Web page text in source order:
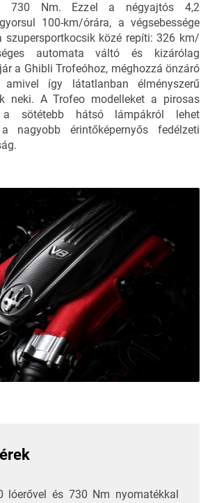
730 Nm. Ezzel a négyajtós 4,2
100-km/órára, a végsebessége
szupersportkocsik közé repíti: 326 km/
automata váltó és kizárólag
a Ghibli Trofeóhoz, méghozzá önzáró
amivel így látatlanban élményszerű
neki. A Trofeo modelleket a pirosas
sötétebb hátsó lámpákról lehet
nagyobb érintőképernyős fedélzeti
lóerővel és 730 Nm nyomatékkal